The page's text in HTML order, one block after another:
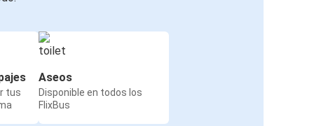
tus
Aseos
Disponible en todos los
FlixBus